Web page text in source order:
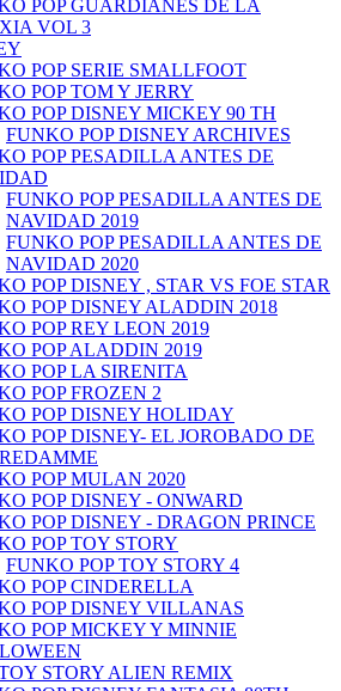
POP GUARDIANES DE LA
VOL 3
POP SERIE SMALLFOOT
POP TOM Y JERRY
POP DISNEY MICKEY 90 TH
FUNKO POP DISNEY ARCHIVES
POP PESADILLA ANTES DE
FUNKO POP PESADILLA ANTES DE
NAVIDAD 2019
FUNKO POP PESADILLA ANTES DE
NAVIDAD 2020
POP DISNEY , STAR VS FOE STAR
POP DISNEY ALADDIN 2018
POP REY LEON 2019
POP ALADDIN 2019
POP LA SIRENITA
POP FROZEN 2
POP DISNEY HOLIDAY
POP DISNEY- EL JOROBADO DE
POP MULAN 2020
POP DISNEY - ONWARD
POP DISNEY - DRAGON PRINCE
POP TOY STORY
FUNKO POP TOY STORY 4
POP CINDERELLA
POP DISNEY VILLANAS
POP MICKEY Y MINNIE
STORY ALIEN REMIX